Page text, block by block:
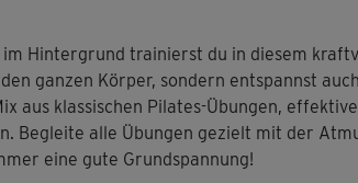
Hintergrund trainierst du in diesem
ganzen Körper, sondern entspannst
aus klassischen Pilates-Übungen,
Begleite alle Übungen gezielt mit der
eine gute Grundspannung!